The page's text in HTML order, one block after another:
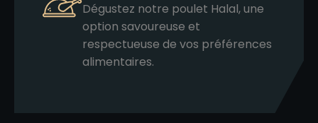
Dégustez notre poulet Halal, une
option savoureuse et
respectueuse de vos préférences
alimentaires.